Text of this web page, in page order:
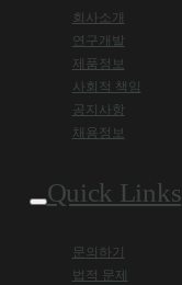
회사소개
연구개발
제품정보
사회적 책임
공지사항
채용정보
Quick Links
문의하기
법적 문제